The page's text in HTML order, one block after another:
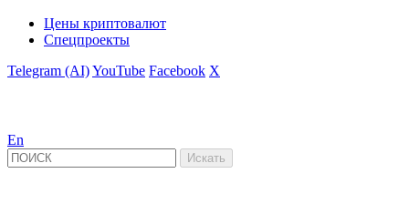
Цены криптовалют
Спецпроекты
Telegram (AI)YouTube Facebook X
En